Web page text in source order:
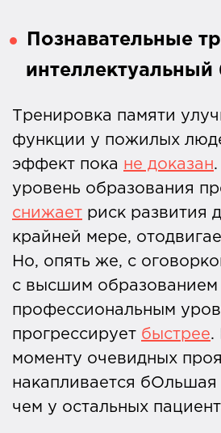
Познавательные
интеллектуальный
Тренировка памяти
функции у пожилых
эффект пока не доказан
уровень образования
снижает риск развития
крайней мере,
Но, опять же, с
с высшим
профессиональным
прогрессирует быстрее.
моменту очевидных
накапливается бОльшая
чем у остальных